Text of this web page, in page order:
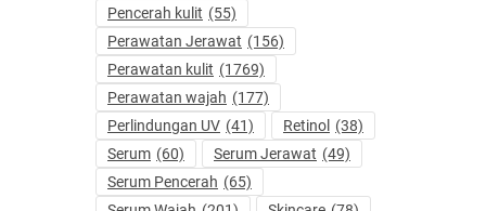
Pencerah kulit (55)
Perawatan Jerawat (156)
Perawatan kulit (1769)
Perawatan wajah (177)
Perlindungan UV (41) Retinol (38)
Serum (60) Serum Jerawat (49)
Serum Pencerah (65)